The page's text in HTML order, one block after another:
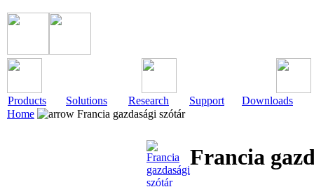
Products Solutions Research Support
Downloads
Home
Francia gazdasági szótár
Francia